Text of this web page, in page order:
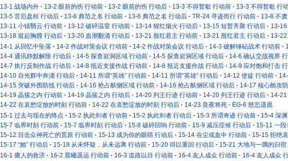
13-1 战场内外 13-2 眼前的伤 行动前 13-2 眼前的伤 行动后 13-3 不得暂歇 行动前 13-3 不得暂歇 行
13-5 苦厄盘桓 行动后
13-6 典范之名 行动前 13-6 典范之名 行动后 TR-24 寻迹而行 行动前 13-8 不
13-11 小镇翳云 行动前
13-12 破碎温室 行动前 13-14 猩红烟火 行动后 13-15 短暂齐聚 行动后 13-16
13-18 挺起胸膛 行动后
13-20 血潮翻涌 行动后 13-21 殷红君主 行动前 13-21 殷红君主 行动后 13-
14-1 从回忆中坠落 14-2 作战对策会议 行动前 14-2 作战对策会议 行动后 14-3 破解锤砧战术 行动前
14-4 通讯静默解除 行动后
14-5 探查岩洞区域 行动前 14-5 探查岩洞区域 行动后 14-6 确认交战视界
14-7 执行反制作战 行动后
14-8 抵近支援作战 行动前 14-8 抵近支援作战 行动后 14-9 应对饱和打击
14-10 自光辉中奔涌 行动后
14-11 所谓“英雄” 行动前 14-11 所谓“英雄” 行动后 14-12 使徒 行动前
14-15 突破外围防线 行动后
14-16 抢占舷侧区域 行动前 14-16 抢占舷侧区域 行动后 14-17 核心舱攻
14-19 晶簇之内 行动前
14-19 晶簇之内 行动后 14-20 列王行迹 行动前 14-20 列王行迹 行动后 14-
14-22 在哀愁绽放的时刻 行动前
14-22 在哀愁绽放的时刻 行动后 14-23 良夜将死 EG-6 慈悲遗愿
15-1 过去与现在的终点 15-2 执此剑者 行动前 15-2 执此剑者 行动后 15-3 所谓奇迹 行动前 15-4 深
15-7 临界时刻 行动前
15-7 临界时刻 行动后 15-8 破碎回响 行动前 15-9 减压症候 行动后 15-11 一
15-12 目击众神死亡的荒原 行动前
15-13 成为你的眼睛 行动后 15-14 在尘或血中 行动前 15-15 拒绝
15-17 “她” 行动后
15-18 从未怀疑，从未远离 行动前 15-20 得以重回 行动后 15-21 大地与一隅的归宿
16-1 庸人的救济 16-2 晨曦遥远 行动前 16-3 道路以目 行动前 16-4 友人成众 行动前 16-4 友人成众